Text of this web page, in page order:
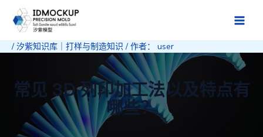
容
Main
/ 汐紫知识库｜打样与制造知识 / 作者： user
常见 3D 列印加工法以及特点有
哪些？